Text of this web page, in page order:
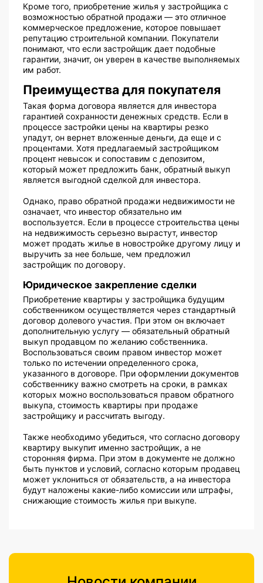
Кроме того, приобретение жилья у застройщика с
возможностью обратной продажи — это отличное
коммерческое предложение, которое повышает
репутацию строительной компании. Покупатели
понимают, что если застройщик дает подобные
гарантии, значит, он уверен в качестве выполняемых
им работ.
Преимущества для покупателя
Такая форма договора является для инвестора
гарантией сохранности денежных средств. Если в
процессе застройки цены на квартиры резко
упадут, он вернет вложенные деньги, да еще и с
процентами. Хотя предлагаемый застройщиком
процент невысок и сопоставим с депозитом,
который может предложить банк, обратный выкуп
является выгодной сделкой для инвестора.
Однако, право обратной продажи недвижимости не
означает, что инвестор обязательно им
воспользуется. Если в процессе строительства цены
на недвижимость серьезно вырастут, инвестор
может продать жилье в новостройке другому лицу и
выручить за нее больше, чем предложил
застройщик по договору.
Юридическое закрепление сделки
Приобретение квартиры у застройщика будущим
собственником осуществляется через стандартный
договор долевого участия. При этом он включает
дополнительную услугу — обязательный обратный
выкуп продавцом по желанию собственника.
Воспользоваться своим правом инвестор может
только по истечении определенного срока,
указанного в договоре. При оформлении документов
собственнику важно смотреть на сроки, в рамках
которых можно воспользоваться правом обратного
выкупа, стоимость квартиры при продаже
застройщику и рассчитать выгоду.
Также необходимо убедиться, что согласно договору
квартиру выкупит именно застройщик, а не
сторонняя фирма. При этом в документе не должно
быть пунктов и условий, согласно которым продавец
может уклониться от обязательств, а на инвестора
будут наложены какие-либо комиссии или штрафы,
снижающие стоимость жилья при выкупе.